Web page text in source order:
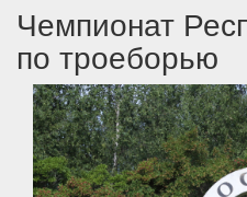
Чемпионат
по троеборью